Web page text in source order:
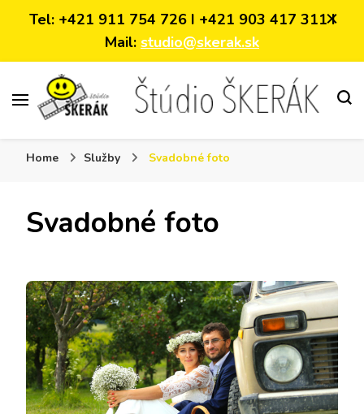
Tel: +421 911 754 726 I +421 903 417 311 I
Mail: studio@skerak.sk
Home Služby Svadobné foto
Svadobné foto